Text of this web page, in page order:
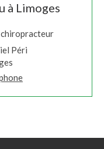
à Limoges
Péri